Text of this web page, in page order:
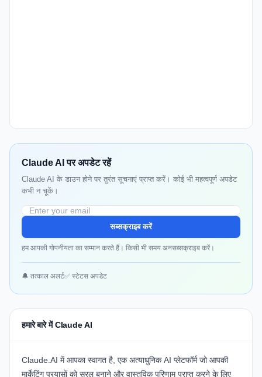
Claude AI पर अपडेट रहें
Claude AI के डाउन होने पर तुरंत सूचनाएं प्राप्त करें। कोई भी महत्वपूर्ण अपडेट
कभी न चूकें।
सब्सक्राइब करें
हम आपकी गोपनीयता का सम्मान करते हैं। किसी भी समय अनसब्सक्राइब करें।
🔔 तत्काल अलर्ट✅ स्टेटस अपडेट
हमारे बारे में Claude AI
Claude.AI में आपका स्वागत है, एक अत्याधुनिक AI प्लेटफॉर्म जो आपकी
मार्केटिंग प्रयासों को सरल बनाने और वास्तविक परिणाम प्राप्त करने के लिए